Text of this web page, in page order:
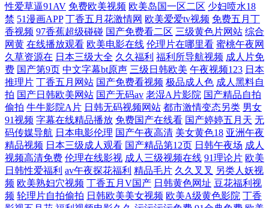
交 欧美va天堂在线电影 vip电视剧在线观看免费观看 日韩欧美日韩图片一
区 国产精品v欧美精品 午夜时刻免费入口 另类专区亚洲 国产精品福利久
在线观看三级中文 欧美物业精品 国产a级毛 无痕net网址发布页 海角在线
吃瓜网址 在线亚洲国片人视频 午夜精品成人一区二区视频 日韩成人无码
不卡一区二区 免费日本看片 视频高清免费 色都网页版 麻豆一区二区三区
在线免费观看视频 日韩在线网址 思思99re5国产在 国产综合区 真人游戏第
一品牌 国产精品日韩高 亚洲欧美强伦 中国在线高清字幕电视剧 欧美亚洲
性爱草逼91AV 免费欧美视频 欧美岛国一区二区 少妇喷水18
禁 51漫画APP 丁香五月花激情网 欧美爱爱tv视频 免费五月丁
香视频 97香蕉超级碰碰 国产免费看二区 三级黄色片网站 综合
网黄 在线播放观看 欧美电影在线 伦理片在哪里看 蜜桃午夜网
久草资源在 日本三级大全 久久福利 福利所导航视频 成人片免
费 国产第9页 中文字幕bt原声 三级日韩欧美 午夜视频123 日本
推理片 丁香五月网站 国产免费看视频 极品成人色 成人黑料自
拍 国产日韩欧美网站 国产无码av 老湿A片影院 国产精品自拍
偷拍 牛牛影院A片 日韩无码视频网站 都市激情变态另类 男女
91视频 字幕在线精品播放 免费国产在线看 国产婷婷五月天 无
码传媒导航 日本电影伦理 国产午夜高清 美女黄色18 亚洲午夜
精品视频 日本三级成人观看 国产精品第12页 日韩午夜场 成人
视频高清免费 伦理在线影视 成人三级视频在线 91理论片 欧美
日韩性爱福利 av午夜探花福利 精品毛片 久久叉叉 另类人妖视
频 欧美熟妇穴视频 丁香五月V国产 日韩黄色网址 豆花福利视
频 轮理片自拍偷拍 日韩欧美美女视频 欧美A级黄色影院 丁香